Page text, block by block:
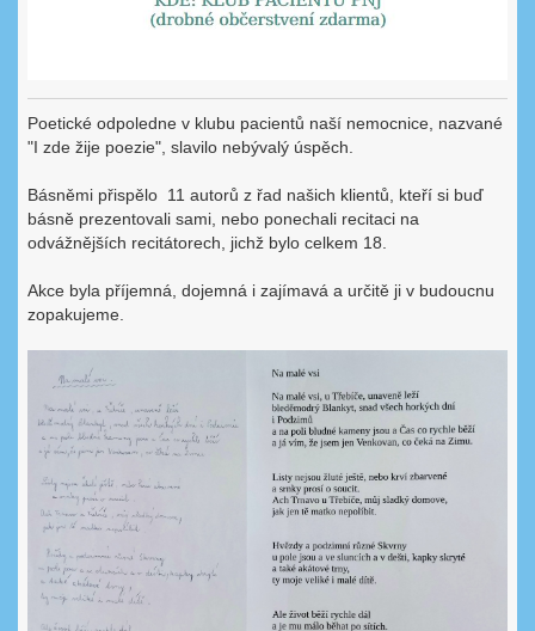
Poetické odpoledne v klubu pacientů naší nemocnice, nazvané
"I zde žije poezie", slavilo nebývalý úspěch.
Básněmi přispělo 11 autorů z řad našich klientů, kteří si buď
básně prezentovali sami, nebo ponechali recitaci na
odvážnějších recitátorech, jichž bylo celkem 18.
Akce byla příjemná, dojemná i zajímavá a určitě ji v budoucnu
zopakujeme.